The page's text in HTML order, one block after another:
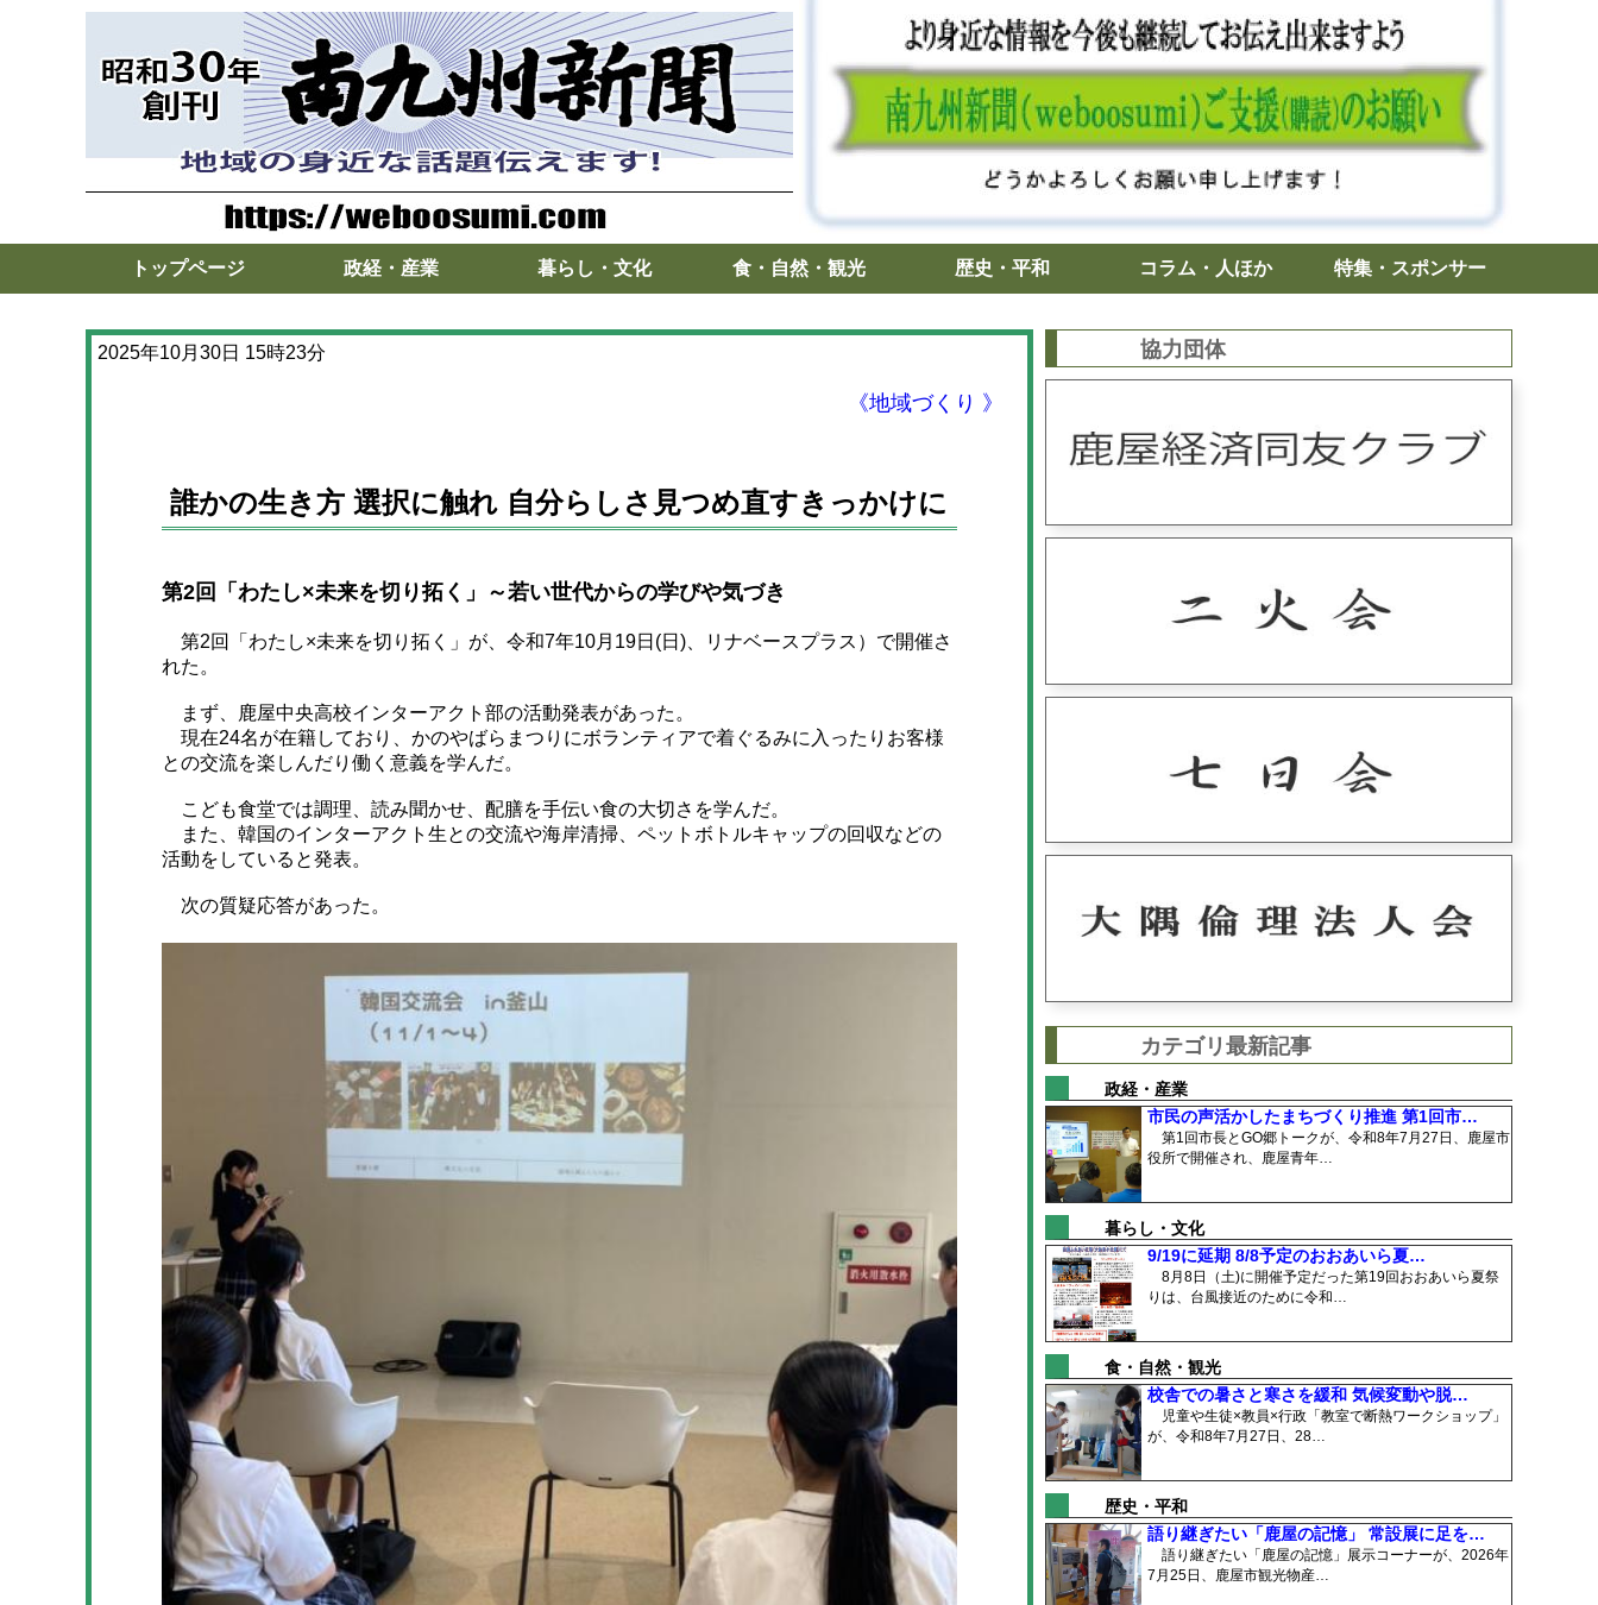
トップページ 政経・産業 暮らし・文化 食・自然・観光 歴史・平和 コラム・人ほか 特集・スポンサー
2025年10月30日 15時23分
《地域づくり 》
誰かの生き方 選択に触れ 自分らしさ見つめ直すきっかけに
第2回「わたし×未来を切り拓く」～若い世代からの学びや気づき
第2回「わたし×未来を切り拓く」が、令和7年10月19日(日)、リナベースプラス）で開催さ
れた。
まず、鹿屋中央高校インターアクト部の活動発表があった。
現在24名が在籍しており、かのやばらまつりにボランティアで着ぐるみに入ったりお客様
との交流を楽しんだり働く意義を学んだ。
こども食堂では調理、読み聞かせ、配膳を手伝い食の大切さを学んだ。
また、韓国のインターアクト生との交流や海岸清掃、ペットボトルキャップの回収などの
活動をしていると発表。
次の質疑応答があった。
協力団体
カテゴリ最新記事
政経・産業
市民の声活かしたまちづくり推進 第1回市…
第1回市長とGO郷トークが、令和8年7月27日、鹿屋市
役所で開催され、鹿屋青年…
暮らし・文化
9/19に延期 8/8予定のおおあいら夏…
8月8日（土)に開催予定だった第19回おおあいら夏祭
りは、台風接近のために令和…
食・自然・観光
校舎での暑さと寒さを緩和 気候変動や脱…
児童や生徒×教員×行政「教室で断熱ワークショップ」
が、令和8年7月27日、28…
歴史・平和
語り継ぎたい「鹿屋の記憶」 常設展に足を…
語り継ぎたい「鹿屋の記憶」展示コーナーが、2026年
7月25日、鹿屋市観光物産…